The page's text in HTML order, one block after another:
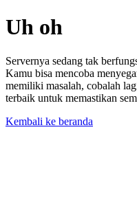
Uh oh
Servernya sedang tak
Kamu bisa mencoba
memiliki masalah, cobalah
terbaik untuk memastikan
Kembali ke beranda